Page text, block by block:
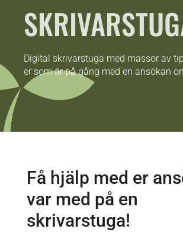
Digital skrivarstuga med massor av
er som är på gång med en ansökan
Få hjälp med er
var med på en
skrivarstuga!